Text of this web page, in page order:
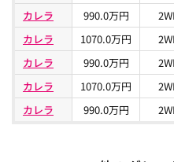
カレラ
990.0万円
カレラ
1070.0万円
カレラ
990.0万円
カレラ
1070.0万円
カレラ
990.0万円